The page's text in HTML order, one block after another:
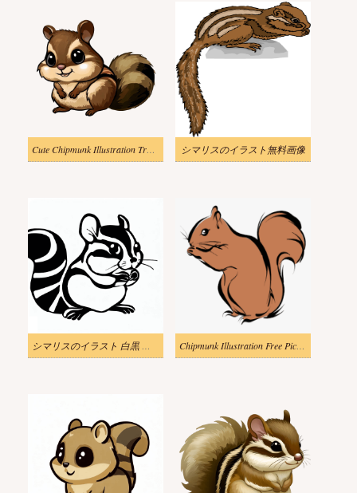
Cute Chipmunk Illustration Transparent シマリスのイラスト無料画像
シマリスのイラスト 白黒 無料 Chipmunk Illustration Free Picture